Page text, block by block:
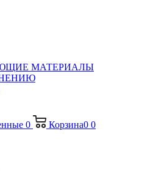
МАТЕРИАЛЫ
0 Корзина0 0